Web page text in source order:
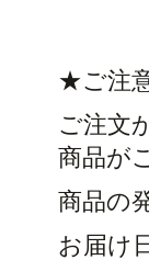
★ご注
ご注文
商品が
商品の
お届け